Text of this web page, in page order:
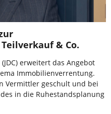
& Co.
erweitert das Angebot
Immobilienverrentung.
Vermittler geschult und bei
in die Ruhestandsplanung